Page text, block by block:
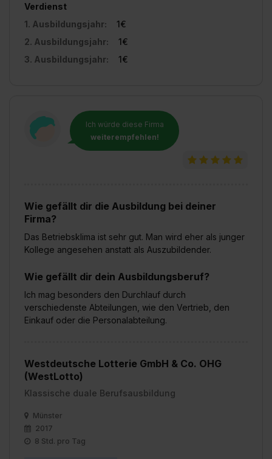
Verdienst
1. Ausbildungsjahr:
1€
2. Ausbildungsjahr:
1€
3. Ausbildungsjahr:
1€
Ich würde diese Firma
weiterempfehlen!
Wie gefällt dir die Ausbildung bei deiner
Firma?
Das Betriebsklima ist sehr gut. Man wird eher als junger
Kollege angesehen anstatt als Auszubildender.
Wie gefällt dir dein Ausbildungsberuf?
Ich mag besonders den Durchlauf durch
verschiedenste Abteilungen, wie den Vertrieb, den
Einkauf oder die Personalabteilung.
Westdeutsche Lotterie GmbH & Co. OHG
(WestLotto)
Klassische duale Berufsausbildung
Münster
2017
8 Std. pro Tag